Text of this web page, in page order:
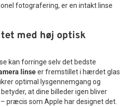
fotografering, er en intakt linse
med høj optisk
kan forringe selv det bedste
linseer fremstillet i hærdet glas
optimal lysgennemgang og
at dine billeder igen bliver
præcis som Apple har designet det.